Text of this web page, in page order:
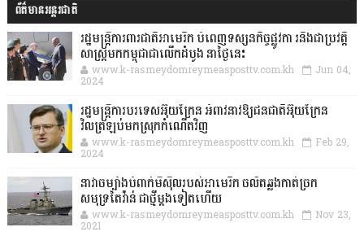
ព័ត៌មានអន្តរជាតិ
រដ្ឋមន្រ្តីការពារជាតិអាមេរិក បំពេញទស្សនកិច្ចផ្លូវកា រនិងជាប្រវត្តិ
សាស្រ្តមកកម្ពុជាជាលើកដំបូង នាថ្ងៃនេះ
www.k-rasmeydomreymeasposttv.com.kh Jun 04,
2024
រដ្ឋមន្ត្រីការបរទេសអ៊ុយក្រែន អំពាវនាវឱ្យជនជាតិអ៊ុយក្រែន
វិលត្រឡប់មកស្រុកកំណើតវិញ
www.k-rasmeydomreymeasposttv.com.kh Feb 29,
2024
នាវាចម្បាំងបំពាក់មីស៊ីលរបស់អាមេរិក ចល័តឆ្លងកាត់ច្រក
សមុទ្រតៃវ៉ាន់ ជាថ្មីម្តងទៀតហើយ
www.k-rasmeydomreymeasposttv.com.kh Nov 23,
2021